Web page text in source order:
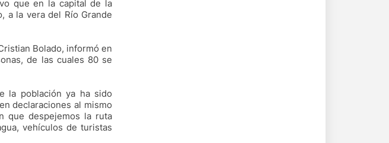
que en la capital de la
a la vera del Río Grande
Bolado, informó en
de las cuales 80 se
la población ya ha sido
declaraciones al mismo
que despejemos la ruta
vehículos de turistas